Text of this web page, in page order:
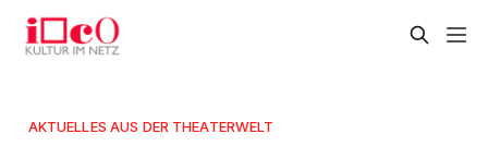
AKTUELLES AUS DER THEATERWELT